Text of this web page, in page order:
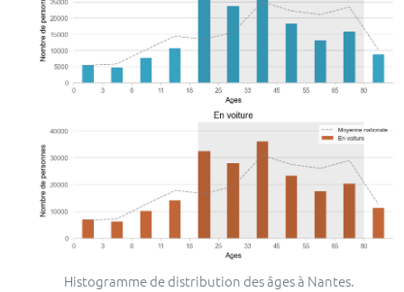
Histogramme de distribution des âges à Nantes.